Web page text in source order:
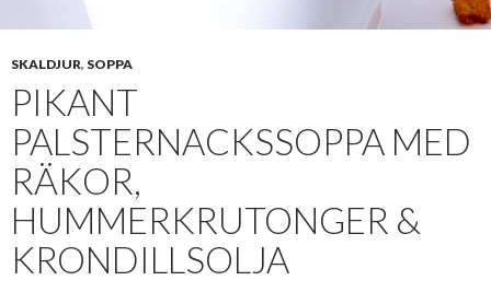
SKALDJUR, SOPPA
PIKANT
PALSTERNACKSSOPPA MED
RÄKOR,
HUMMERKRUTONGER &
KRONDILLSOLJA